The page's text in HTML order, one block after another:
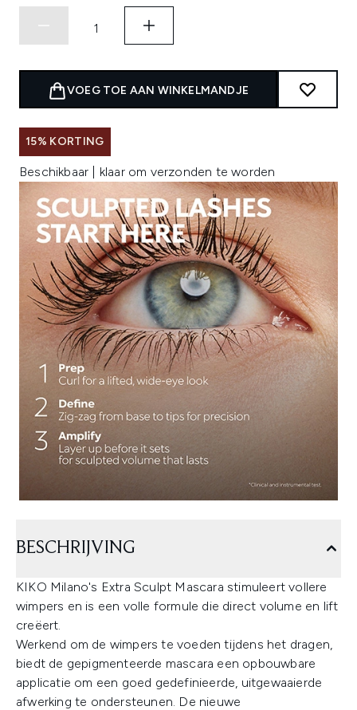
VOEG TOE AAN WINKELMANDJE
15% KORTING
Beschikbaar | klaar om verzonden te worden
BESCHRIJVING
KIKO Milano's Extra Sculpt Mascara stimuleert vollere
wimpers en is een volle formule die direct volume en lift
creëert.
Werkend om de wimpers te voeden tijdens het dragen,
biedt de gepigmenteerde mascara een opbouwbare
applicatie om een goed gedefinieerde, uitgewaaierde
afwerking te ondersteunen. De nieuwe